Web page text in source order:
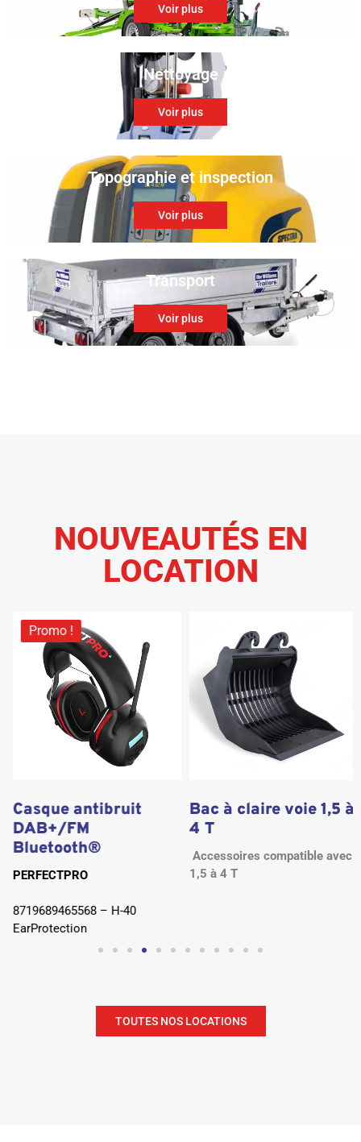
Voir plus
Nettoyage
Voir plus
Topographie et inspection
Voir plus
Transport
Voir plus
NOUVEAUTÉS EN
LOCATION
Promo !
Casque antibruit
DAB+/FM
Bluetooth®
PERFECTPRO
8719689465568 – H-40
EarProtection
Bac à claire voie 1,5 à
4 T
Accessoires compatible avec
1,5 à 4 T
TOUTES NOS LOCATIONS